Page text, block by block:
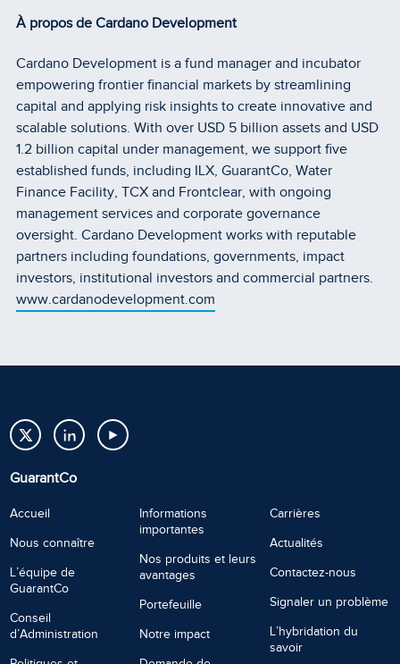
À propos de Cardano Development
Cardano Development is a fund manager and incubator
empowering frontier financial markets by streamlining
capital and applying risk insights to create innovative and
scalable solutions. With over USD 5 billion assets and USD
1.2 billion capital under management, we support five
established funds, including ILX, GuarantCo, Water
Finance Facility, TCX and Frontclear, with ongoing
management services and corporate governance
oversight. Cardano Development works with reputable
partners including foundations, governments, impact
investors, institutional investors and commercial partners.
www.cardanodevelopment.com
GuarantCo
Accueil
Nous connaître
L’équipe de
GuarantCo
Conseil
d’Administration
Informations
importantes
Nos produits et leurs
avantages
Portefeuille
Notre impact
Carrières
Actualités
Contactez-nous
Signaler un problème
L’hybridation du
savoir